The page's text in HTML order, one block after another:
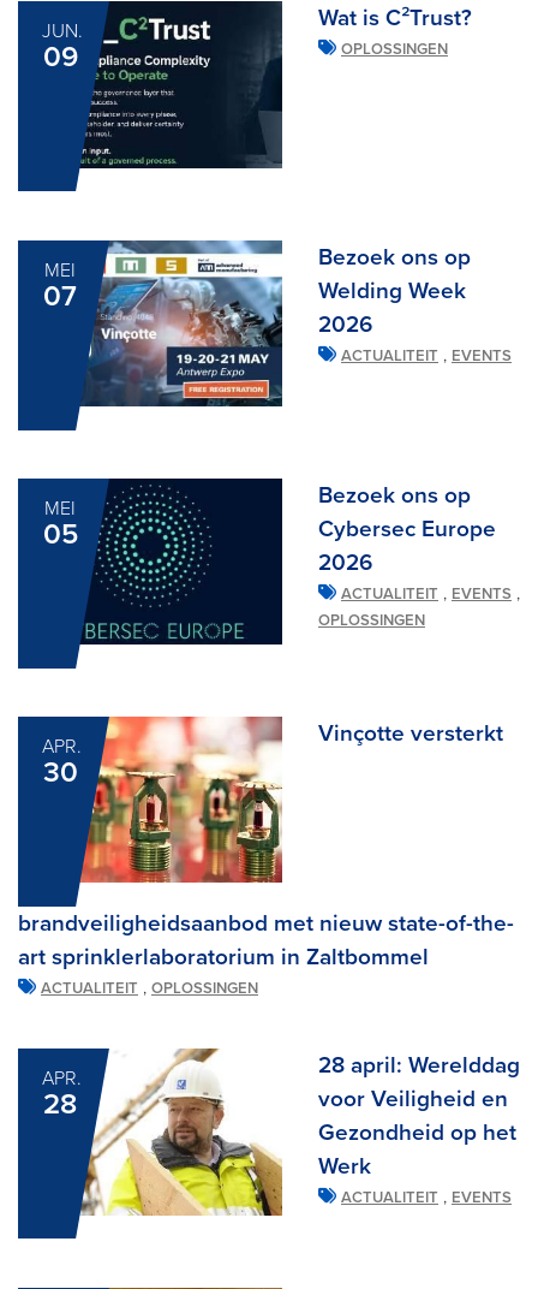
JUN.
09
Wat is C²Trust?
OPLOSSINGEN
MEI
07
Bezoek ons op
Welding Week
2026
ACTUALITEIT , EVENTS
MEI
05
Bezoek ons op
Cybersec Europe
2026
ACTUALITEIT , EVENTS ,
OPLOSSINGEN
APR.
30
Vinçotte versterkt
brandveiligheidsaanbod met nieuw state-of-the-
art sprinklerlaboratorium in Zaltbommel
ACTUALITEIT , OPLOSSINGEN
APR.
28
28 april: Werelddag
voor Veiligheid en
Gezondheid op het
Werk
ACTUALITEIT , EVENTS